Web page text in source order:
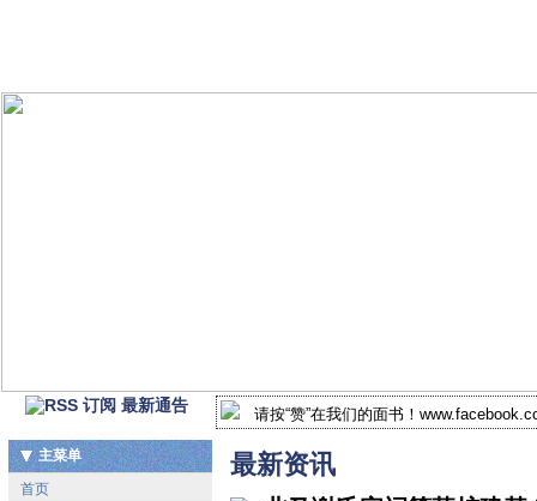
最新通告 请按“赞”在我们的面书！
主菜单
首页
最新资讯